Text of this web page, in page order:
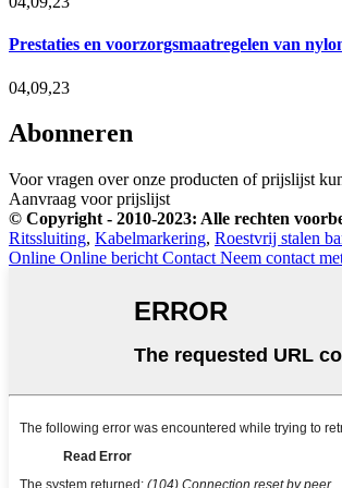
Prestaties en voorzorgsmaatregelen van
04,09,23
Abonneren
Voor vragen over onze producten of prijslijst
Aanvraag voor prijslijst
© Copyright - 2010-2023: Alle rechten
Ritssluiting, Kabelmarkering, Roestvrij stalen
Online Online bericht Contact Neem contact